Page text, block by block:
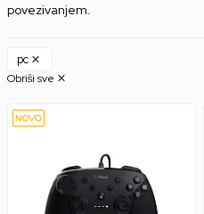
povezivanjem.
pc
Obriši sve